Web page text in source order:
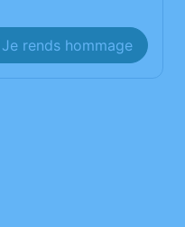
Je rends hommage